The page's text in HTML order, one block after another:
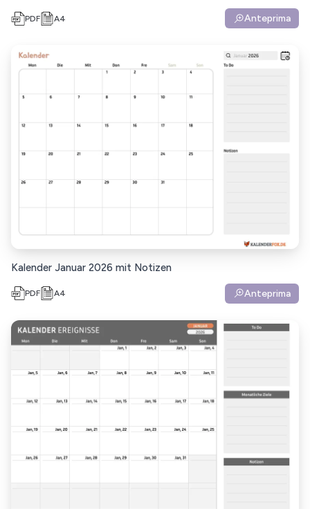
PDF A4 Anteprima
Kalender Januar 2026 mit Notizen
PDF A4 Anteprima